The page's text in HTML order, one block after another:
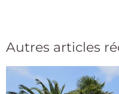
Autres articles